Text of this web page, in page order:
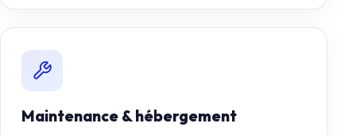
Maintenance & hébergement